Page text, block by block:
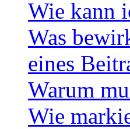
Wie kann
Was
eines
Warum
Wie